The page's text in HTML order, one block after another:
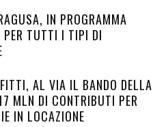
IN PROGRAMMA
PER TUTTI I TIPI DI
AL VIA IL BANDO DELLA
MLN DI CONTRIBUTI PER
IN LOCAZIONE